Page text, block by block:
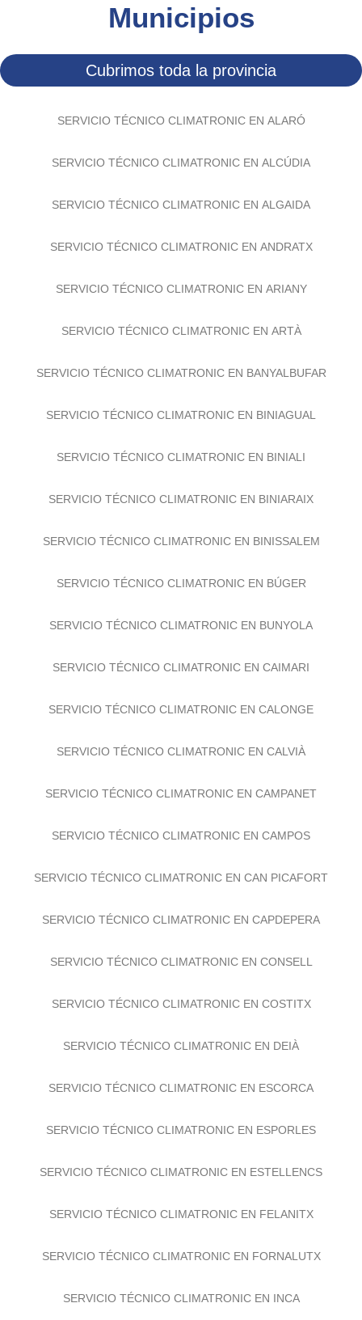
Municipios
Cubrimos toda la provincia
SERVICIO TÉCNICO CLIMATRONIC EN ALARÓ
SERVICIO TÉCNICO CLIMATRONIC EN ALCÚDIA
SERVICIO TÉCNICO CLIMATRONIC EN ALGAIDA
SERVICIO TÉCNICO CLIMATRONIC EN ANDRATX
SERVICIO TÉCNICO CLIMATRONIC EN ARIANY
SERVICIO TÉCNICO CLIMATRONIC EN ARTÀ
SERVICIO TÉCNICO CLIMATRONIC EN BANYALBUFAR
SERVICIO TÉCNICO CLIMATRONIC EN BINIAGUAL
SERVICIO TÉCNICO CLIMATRONIC EN BINIALI
SERVICIO TÉCNICO CLIMATRONIC EN BINIARAIX
SERVICIO TÉCNICO CLIMATRONIC EN BINISSALEM
SERVICIO TÉCNICO CLIMATRONIC EN BÚGER
SERVICIO TÉCNICO CLIMATRONIC EN BUNYOLA
SERVICIO TÉCNICO CLIMATRONIC EN CAIMARI
SERVICIO TÉCNICO CLIMATRONIC EN CALONGE
SERVICIO TÉCNICO CLIMATRONIC EN CALVIÀ
SERVICIO TÉCNICO CLIMATRONIC EN CAMPANET
SERVICIO TÉCNICO CLIMATRONIC EN CAMPOS
SERVICIO TÉCNICO CLIMATRONIC EN CAN PICAFORT
SERVICIO TÉCNICO CLIMATRONIC EN CAPDEPERA
SERVICIO TÉCNICO CLIMATRONIC EN CONSELL
SERVICIO TÉCNICO CLIMATRONIC EN COSTITX
SERVICIO TÉCNICO CLIMATRONIC EN DEIÀ
SERVICIO TÉCNICO CLIMATRONIC EN ESCORCA
SERVICIO TÉCNICO CLIMATRONIC EN ESPORLES
SERVICIO TÉCNICO CLIMATRONIC EN ESTELLENCS
SERVICIO TÉCNICO CLIMATRONIC EN FELANITX
SERVICIO TÉCNICO CLIMATRONIC EN FORNALUTX
SERVICIO TÉCNICO CLIMATRONIC EN INCA